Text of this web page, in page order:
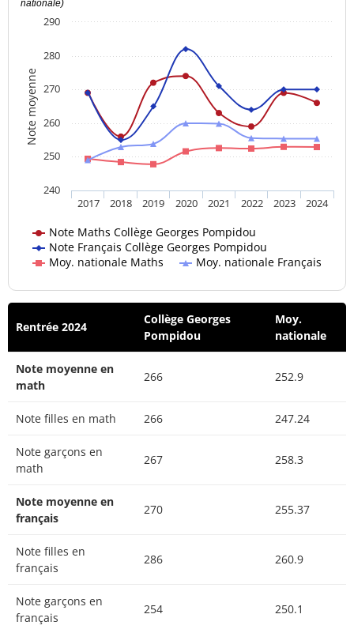
Note moyenne
nationale)
Note Maths Collège Georges Pompidou
Note Français Collège Georges Pompidou
Moy. nationale Maths
Moy. nationale Français
2017 2018 2019 2020 2021 2022 2023 2024
240
250
260
270
280
290
Rentrée 2024
Collège Georges
Pompidou
Moy.
nationale
Note moyenne en
math
266 252.9
Note filles en math 266 247.24
Note garçons en
math
267 258.3
Note moyenne en
français
270 255.37
Note filles en
français
286 260.9
Note garçons en
français
254 250.1